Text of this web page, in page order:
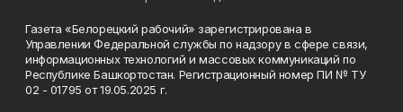
Газета «Белорецкий рабочий» зарегистрирована в
Управлении Федеральной службы по надзору в сфере связи,
информационных технологий и массовых коммуникаций по
Республике Башкортостан. Регистрационный номер ПИ № ТУ
02 - 01795 от 19.05.2025 г.